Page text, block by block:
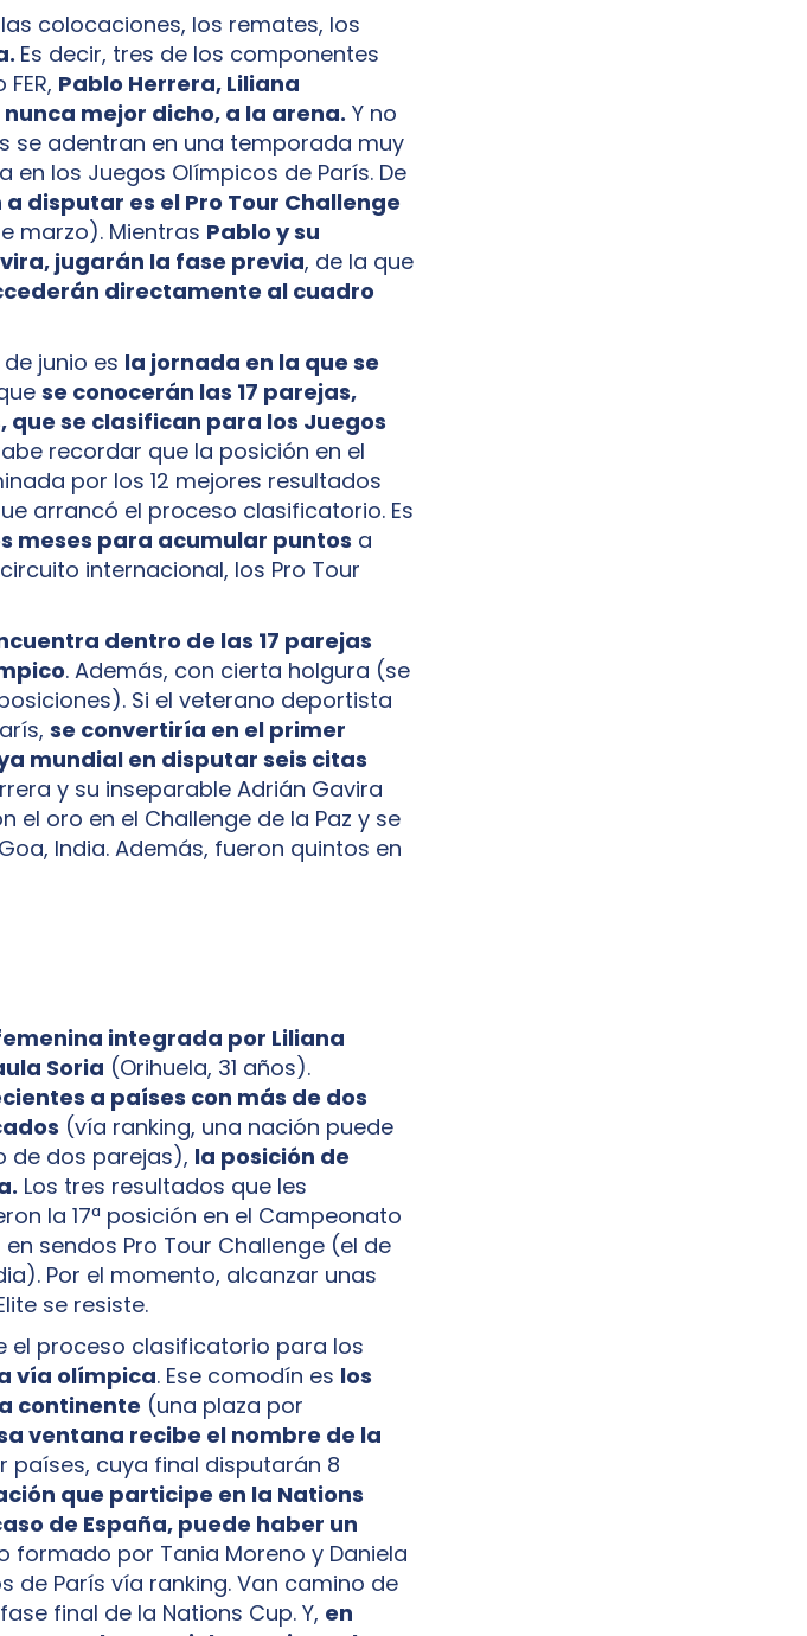
colocaciones, los remates, los
Es decir, tres de los componentes
Pablo Herrera, Liliana
mejor dicho, a la arena. Y no
se adentran en una temporada muy
los Juegos Olímpicos de París. De
disputar es el Pro Tour Challenge
marzo). Mientras Pablo y su
jugarán la fase previa, de la que
directamente al cuadro
junio es la jornada en la que se
se conocerán las 17 parejas,
se clasifican para los Juegos
recordar que la posición en el
por los 12 mejores resultados
arrancó el proceso clasificatorio. Es
meses para acumular puntos a
internacional, los Pro Tour
dentro de las 17 parejas
. Además, con cierta holgura (se
Si el veterano deportista
se convertiría en el primer
mundial en disputar seis citas
y su inseparable Adrián Gavira
el oro en el Challenge de la Paz y se
India. Además, fueron quintos en
integrada por Liliana
Soria (Orihuela, 31 años).
a países con más de dos
(vía ranking, una nación puede
de dos parejas), la posición de
Los tres resultados que les
la 17ª posición en el Campeonato
sendos Pro Tour Challenge (el de
Por el momento, alcanzar unas
se resiste.
el proceso clasificatorio para los
vía olímpica. Ese comodín es los
continente (una plaza por
ventana recibe el nombre de la
países, cuya final disputarán 8
que participe en la Nations
de España, puede haber un
formado por Tania Moreno y Daniela
de París vía ranking. Van camino de
final de la Nations Cup. Y, en